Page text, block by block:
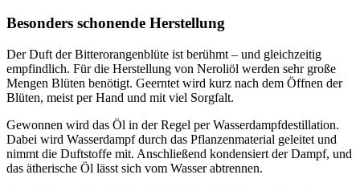
Besonders schonende Herstellung
Der Duft der Bitterorangenblüte ist berühmt – und gleichzeitig
empfindlich. Für die Herstellung von Neroliöl werden sehr große
Mengen Blüten benötigt. Geerntet wird kurz nach dem Öffnen der
Blüten, meist per Hand und mit viel Sorgfalt.
Gewonnen wird das Öl in der Regel per Wasserdampfdestillation.
Dabei wird Wasserdampf durch das Pflanzenmaterial geleitet und
nimmt die Duftstoffe mit. Anschließend kondensiert der Dampf, und
das ätherische Öl lässt sich vom Wasser abtrennen.